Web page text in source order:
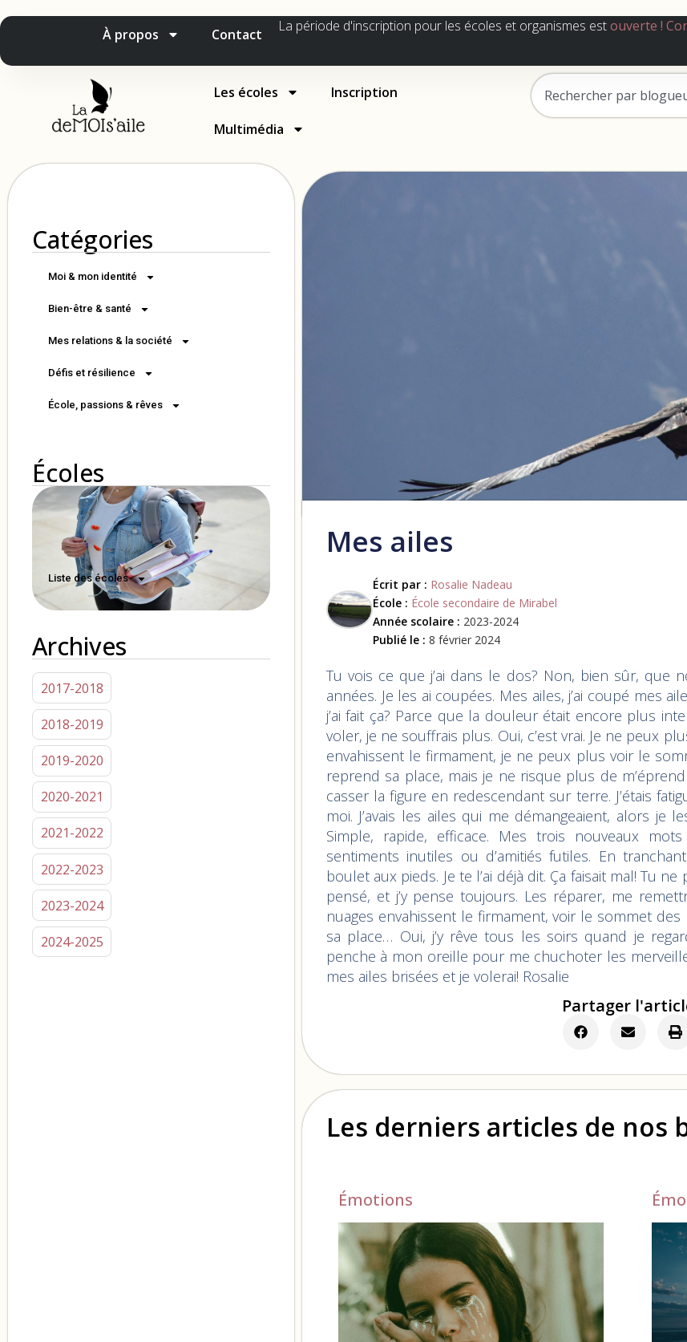
À propos Contact La période d'inscription pour les écoles et organismes estouverte !
Les écoles Inscription
Multimédia
Catégories
Moi & mon identité
Bien-être & santé
Mes relations & la société
Défis et résilience
École, passions & rêves
Écoles
Liste des écoles
Archives
2017-2018
2018-2019
2019-2020
2020-2021
2021-2022
2022-2023
2023-2024
2024-2025
Mes ailes
Écrit par : Rosalie Nadeau
École : École secondaire de Mirabel
Année scolaire : 2023-2024
Publié le : 8 février 2024
Tu vois ce que j’ai dans le dos? Non, bien sûr, que
années. Je les ai coupées. Mes ailes, j’ai coupé mes
j’ai fait ça? Parce que la douleur était encore plus
voler, je ne souffrais plus. Oui, c’est vrai. Je ne peux
envahissent le firmament, je ne peux plus voir le
reprend sa place, mais je ne risque plus de
casser la figure en redescendant sur terre. J’étais
moi. J’avais les ailes qui me démangeaient, alors je
Simple, rapide, efficace. Mes trois nouveaux mots
sentiments inutiles ou d’amitiés futiles. En
boulet aux pieds. Je te l’ai déjà dit. Ça faisait mal! Tu
pensé, et j’y pense toujours. Les réparer, me
nuages envahissent le firmament, voir le sommet
sa place… Oui, j’y rêve tous les soirs quand je
penche à mon oreille pour me chuchoter les
mes ailes brisées et je volerai! Rosalie
Partager
Les derniers articles de nos
Émotions